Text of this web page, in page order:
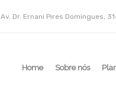
Av. Dr. Ernani Pires Domingues,
Home Sobre nós